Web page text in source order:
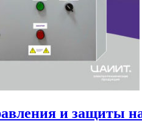
и защиты